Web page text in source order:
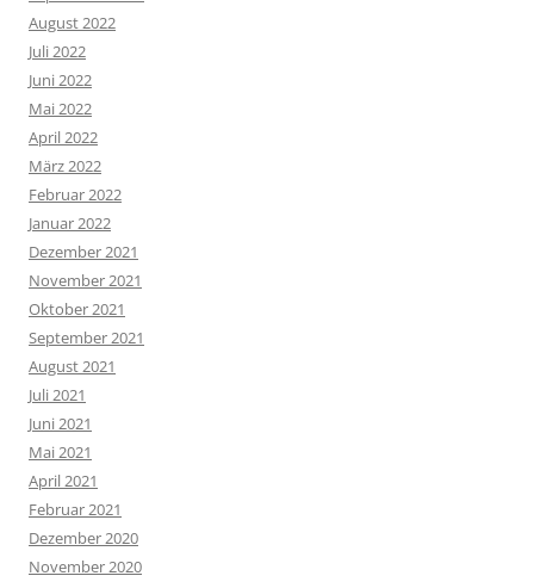
August 2022
Juli 2022
Juni 2022
Mai 2022
April 2022
März 2022
Februar 2022
Januar 2022
Dezember 2021
November 2021
Oktober 2021
September 2021
August 2021
Juli 2021
Juni 2021
Mai 2021
April 2021
Februar 2021
Dezember 2020
November 2020